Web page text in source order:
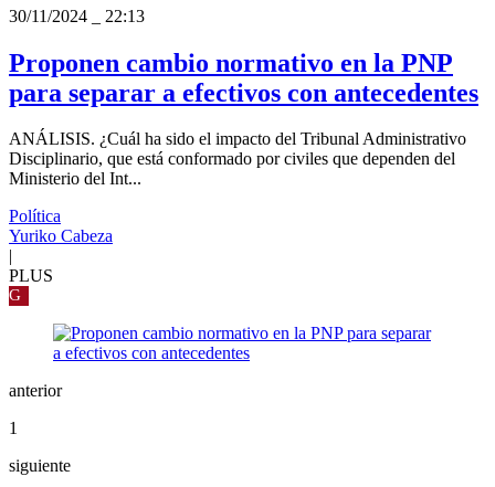
30/11/2024
22:13
Proponen cambio normativo en la PNP
para separar a efectivos con antecedentes
ANÁLISIS. ¿Cuál ha sido el impacto del Tribunal Administrativo
Disciplinario, que está conformado por civiles que dependen del
Ministerio del Int...
Política
Yuriko Cabeza
PLUS
G
anterior
1
siguiente